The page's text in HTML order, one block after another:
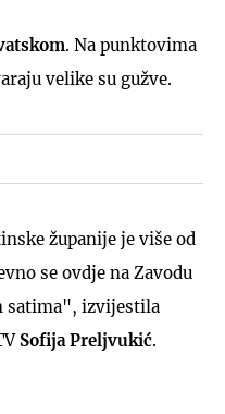
. Na punktovima
velike su gužve.
županije je više od
se ovdje na Zavodu
satima", izvijestila
Sofija Preljvukić.